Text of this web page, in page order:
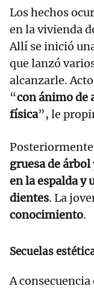
Los hechos
en la vivienda
Allí se inició
que lanzó
alcanzarle.
“con ánimo de
física”, le
gruesa de árbol
en la espalda y
dientes. La
conocimiento.
Secuelas
A